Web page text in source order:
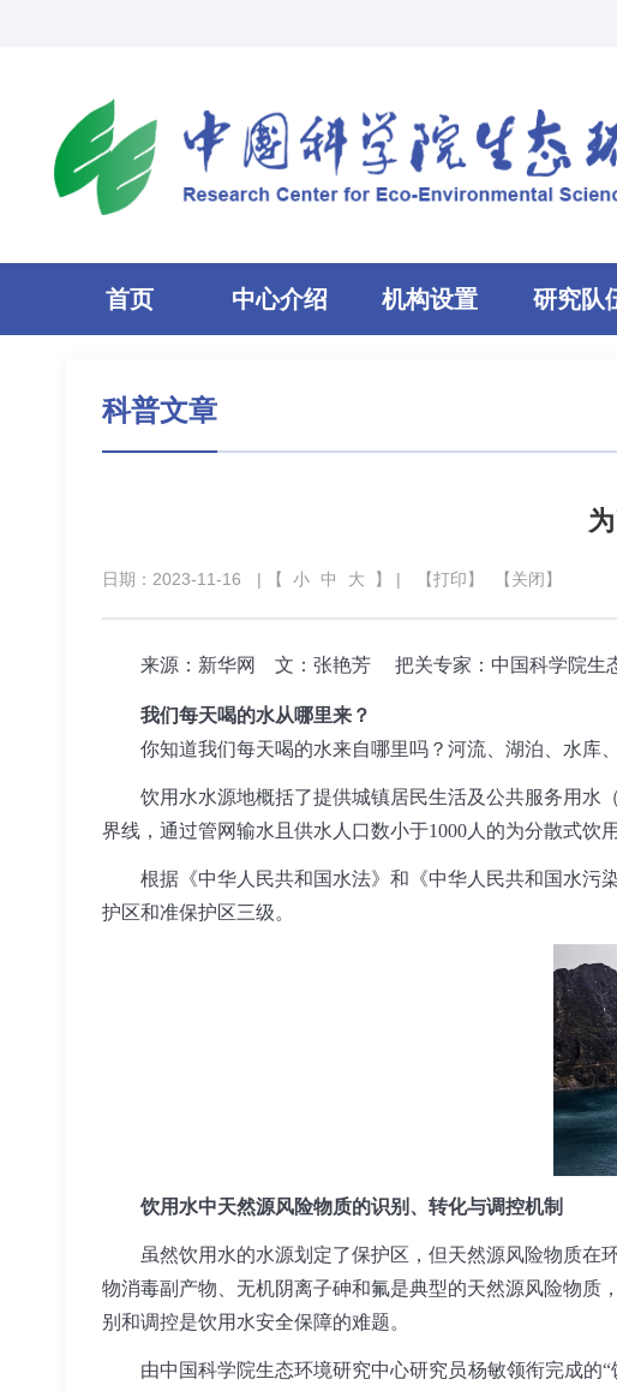
首页 中心介绍 机构设置 研究队
科普文章
日期：2023-11-16 | 【 小 中 大 】 | 【打印】 【关闭】
来源：新华网 文：张艳芳 把关专家：中国科学院生
我们每天喝的水从哪里来？
你知道我们每天喝的水来自哪里吗？河流、湖泊、水库、
饮用水水源地概括了提供城镇居民生活及公共服务用水（
界线，通过管网输水且供水人口数小于1000人的为分散式饮
根据《中华人民共和国水法》和《中华人民共和国水污染
护区和准保护区三级。
饮用水中天然源风险物质的识别、转化与调控机制
虽然饮用水的水源划定了保护区，但天然源风险物质在
物消毒副产物、无机阴离子砷和氟是典型的天然源风险物质
别和调控是饮用水安全保障的难题。
由中国科学院生态环境研究中心研究员杨敏领衔完成的“